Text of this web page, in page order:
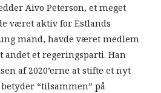
Aivo Peterson, et meget
været aktiv for Estlands
mand, havde været medlem
et regeringsparti. Han
af 2020’erne at stifte et nyt
betyder “tilsammen” på